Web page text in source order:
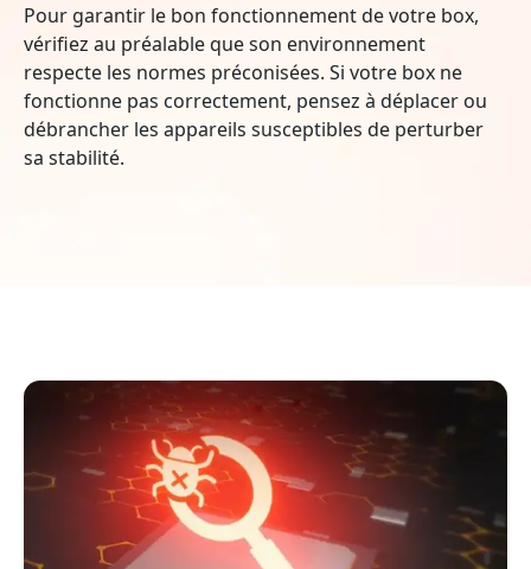
Pour garantir le bon fonctionnement de votre box,
vérifiez au préalable que son environnement
respecte les normes préconisées. Si votre box ne
fonctionne pas correctement, pensez à déplacer ou
débrancher les appareils susceptibles de perturber
sa stabilité.